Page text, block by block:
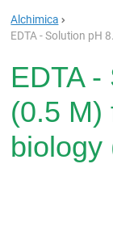
Alchimica
EDTA - Solution pH
EDTA
(0.5 M)
biology